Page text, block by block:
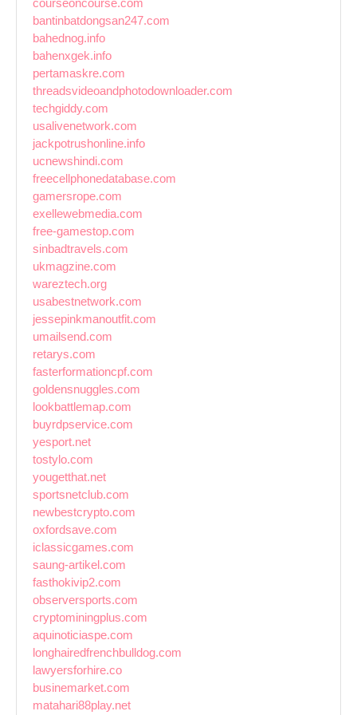
courseoncourse.com
bantinbatdongsan247.com
bahednog.info
bahenxgek.info
pertamaskre.com
threadsvideoandphotodownloader.com
techgiddy.com
usalivenetwork.com
jackpotrushonline.info
ucnewshindi.com
freecellphonedatabase.com
gamersrope.com
exellewebmedia.com
free-gamestop.com
sinbadtravels.com
ukmagzine.com
wareztech.org
usabestnetwork.com
jessepinkmanoutfit.com
umailsend.com
retarys.com
fasterformationcpf.com
goldensnuggles.com
lookbattlemap.com
buyrdpservice.com
yesport.net
tostylo.com
yougetthat.net
sportsnetclub.com
newbestcrypto.com
oxfordsave.com
iclassicgames.com
saung-artikel.com
fasthokivip2.com
observersports.com
cryptominingplus.com
aquinoticiaspe.com
longhairedfrenchbulldog.com
lawyersforhire.co
businemarket.com
matahari88play.net